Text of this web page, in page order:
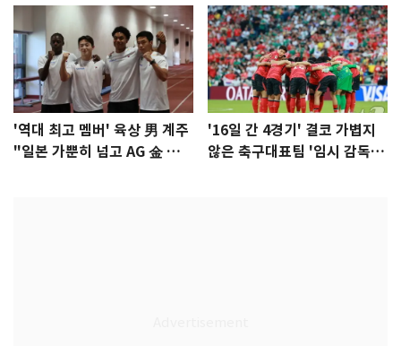
'역대 최고 멤버' 육상 男 계주
"일본 가뿐히 넘고 AG 金 따겠
'16일 간 4경기' 결코 가볍지
않은 축구대표팀 '임시 감독'